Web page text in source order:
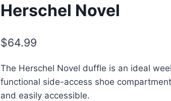
Herschel Novel
$64.99
The Herschel Novel duffle is an ideal
functional side-access shoe
and easily accessible.